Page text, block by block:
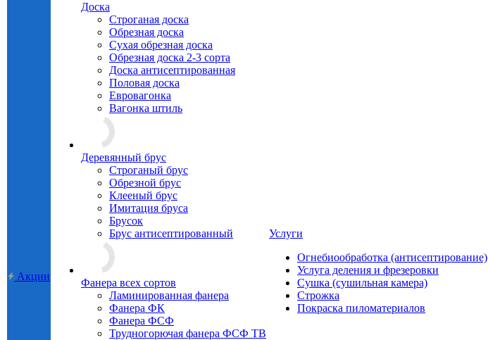
Акции
Доска
Строганая доска
Обрезная доска
Сухая обрезная доска
Обрезная доска 2-3 сорта
Доска антисептированная
Половая доска
Евровагонка
Вагонка штиль
Деревянный брус
Строганый брус
Обрезной брус
Клееный брус
Имитация бруса
Брусок
Брус антисептированный
Фанера всех сортов
Ламинированная фанера
Фанера ФК
Фанера ФСФ
Трудногорючая фанера ФСФ ТВ
Услуги
Огнебиообработка (антисептирование)
Услуга деления и фрезеровки
Сушка (сушильная камера)
Строжка
Покраска пиломатериалов